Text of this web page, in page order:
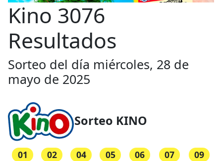
Kino 3076
Resultados
Sorteo del día miércoles, 28 de
mayo de 2025
Sorteo KINO
01 02 04 05 06 07
09